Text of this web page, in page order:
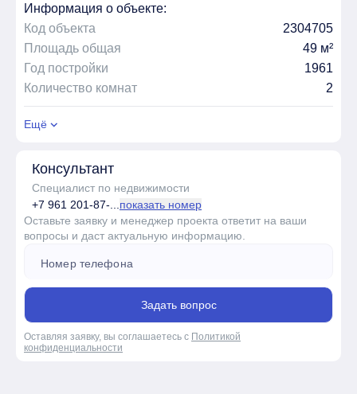
Информация о объекте:
Код объекта
2304705
Площадь общая
49 м²
Год постройки
1961
Количество комнат
2
Ещё
Консультант
Специалист по недвижимости
+7 961 201-87-... показать номер
Оставьте заявку и менеджер проекта ответит на ваши
вопросы и даст актуальную информацию.
Задать вопрос
Оставляя заявку, вы соглашаетесь с Политикой
конфиденциальности